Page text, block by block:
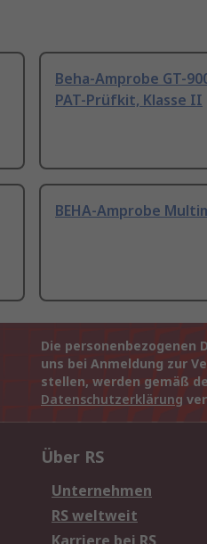
Beha-Amprobe GT-
PAT-Prüfkit, Klasse II
BEHA-Amprobe
Die personenbezogenen
uns bei Anmeldung zur
stellen, werden gemäß
Datenschutzerklärung
Über RS
Unternehmen
RS weltweit